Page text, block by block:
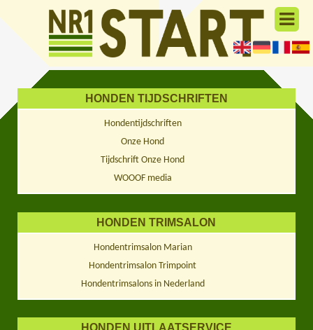
HONDEN TIJDSCHRIFTEN
Hondentijdschriften
Onze Hond
Tijdschrift Onze Hond
WOOOF media
HONDEN TRIMSALON
Hondentrimsalon Marian
Hondentrimsalon Trimpoint
Hondentrimsalons in Nederland